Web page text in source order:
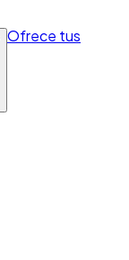
Ofrece tus